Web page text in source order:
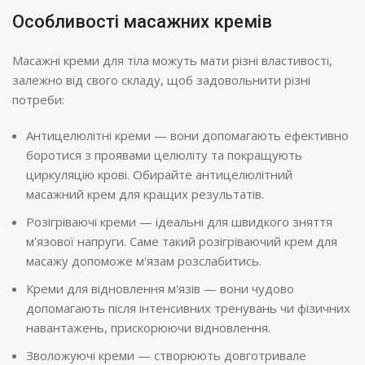
Особливості масажних кремів
Масажні креми для тіла можуть мати різні властивості,
залежно від свого складу, щоб задовольнити різні
потреби:
Антицелюлітні креми — вони допомагають ефективно
боротися з проявами целюліту та покращують
циркуляцію крові. Обирайте антицелюлітний
масажний крем для кращих результатів.
Розігріваючі креми — ідеальні для швидкого зняття
м'язової напруги. Саме такий розігріваючий крем для
масажу допоможе м'язам розслабитись.
Креми для відновлення м'язів — вони чудово
допомагають після інтенсивних тренувань чи фізичних
навантажень, прискорюючи відновлення.
Зволожуючі креми — створюють довготривале